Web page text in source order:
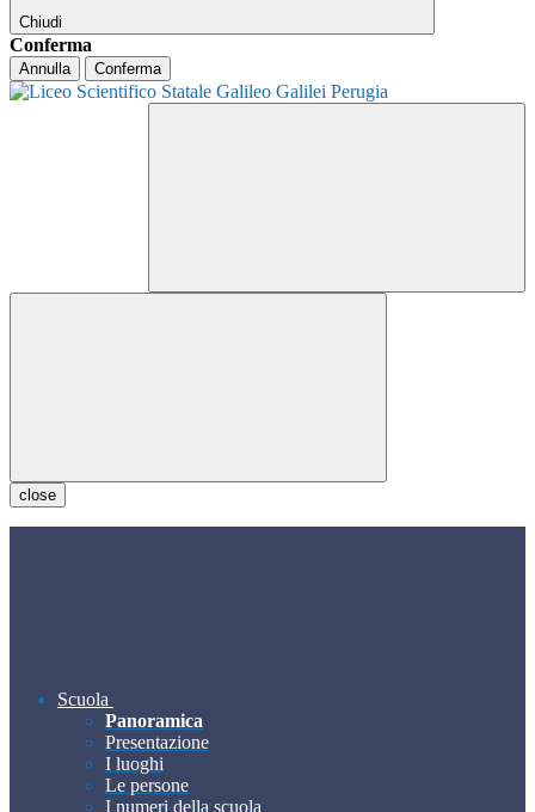
Chiudi
Conferma
Annulla Conferma
close
Scuola
Panoramica
Presentazione
I luoghi
Le persone
I numeri della scuola